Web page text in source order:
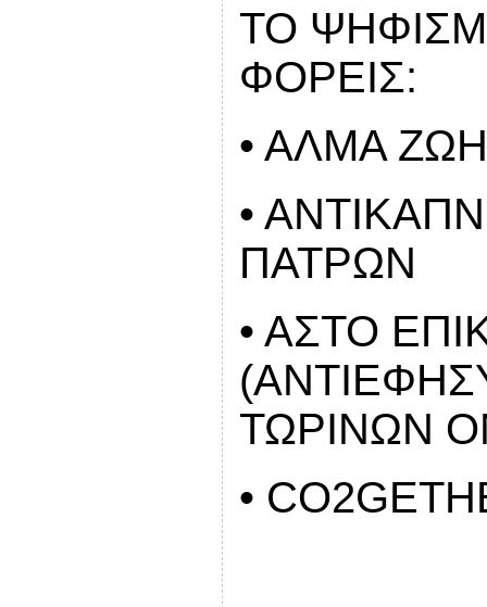
ΤΟ
ΦΟΡΕΙΣ:
• ΑΛΜΑ
•
ΠΑΤΡΩΝ
• ΑΣΤΟ
ΤΩΡΙΝΩΝ
•